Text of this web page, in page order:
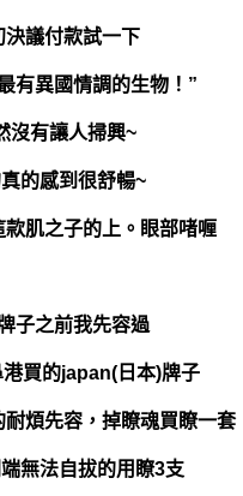
決議付款試一下
有異國情調的生物！”
沒有讓人掃興~
的感到很舒暢~
款肌之子的上。眼部啫喱
子之前我先容過
買的japan(日本)牌子
煩先容，掉瞭魂買瞭一套
無法自拔的用瞭3支